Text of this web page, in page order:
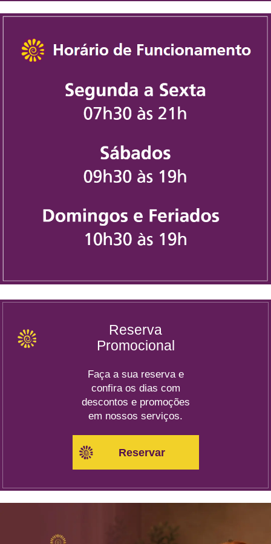
Reserva
Promocional
Faça a sua reserva e
confira os dias com
descontos e promoções
em nossos serviços.
Reservar